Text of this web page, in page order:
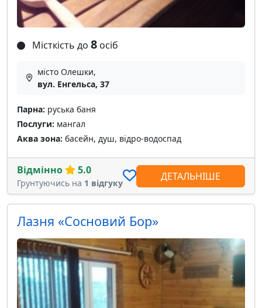
Місткість до 8 осіб
місто Олешки,
вул. Енгельса, 37
Парна: руська баня
Послуги: мангал
Аква зона: басейн, душ, відро-водоспад
Відмінно 5.0
Грунтуючись на 1 відгуку
ДЕТАЛЬНІШЕ
Лазня «Сосновий Бор»